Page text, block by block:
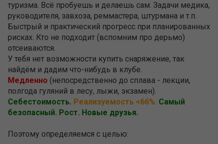
туризма. Всё пробуешь и делаешь сам. Задачи медика,
руководителя, завхоза, реммастера, штурмана и т.п.
Быстрый и практический прогресс при планированных
рисках. Кто не подходит (вспомним про дерьмо)
отсеиваются.
У тебя нет возможности купить снаряжение, так
найдём и дадим что-нибудь в клубе.
Медленно (непосредственно до сплава - лекции,
полгода гуляний в лесу, лыжи, экзамен).
Себестоимость. Реализуемость <66%. Самый
безопасный. Рост. Новые друзья.
Поэтому определяемся с целью: